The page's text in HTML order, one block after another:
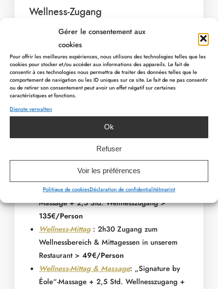
Gérer le consentement aux
cookies
Pour offrir les meilleures expériences, nous utilisons des technologies telles que les
cookies pour stocker et/ou accéder aux informations des appareils. Le fait de
consentir à ces technologies nous permettra de traiter des données telles que le
comportement de navigation ou les ID uniques sur ce site. Le fait de ne pas consentir
ou de retirer son consentement peut avoir un effet négatif sur certaines
caractéristiques et fonctions.
Dienste verwalten
Ok
Refuser
Voir les préférences
Politique de cookiesDéclaration de confidentialitéImprint
Wellness-Zugang
Hotelgäste : 29€/2h30
Kostenloser Zugang bei Buchung einer
Behandlung oder Suite.
Nicht-Hotelgäste : 35€/2h30
Bei Buchung einer Behandlung : 25€/2h30
Wellness-Tagesangebote
Wellness-Morgen: Frühstücksbuffet gefolgt
von 2h30 Zugang zum Wellnessbereich >
49€/Person
Wellness-Morgen & Massage:
Frühstücksbuffet + „Signature by Éole“-
Massage + 2,5 Std. Wellnesszugang >
135€/Person
Wellness-Mittag: 2h30 Zugang zum
Wellnessbereich & Mittagessen in unserem
Restaurant > 49€/Person
Wellness-Mittag & Massage: „Signature by
Éole“-Massage + 2,5 Std. Wellnesszugang +
PREVIOUS ARTICLE NEXT ARTICLE